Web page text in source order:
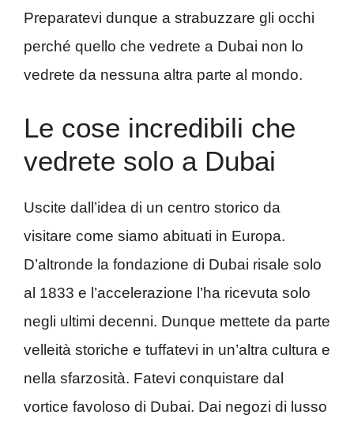
Preparatevi dunque a strabuzzare gli occhi
perché quello che vedrete a Dubai non lo
vedrete da nessuna altra parte al mondo.
Le cose incredibili che
vedrete solo a Dubai
Uscite dall’idea di un centro storico da
visitare come siamo abituati in Europa.
D’altronde la fondazione di Dubai risale solo
al 1833 e l’accelerazione l’ha ricevuta solo
negli ultimi decenni. Dunque mettete da parte
velleità storiche e tuffatevi in un’altra cultura e
nella sfarzosità. Fatevi conquistare dal
vortice favoloso di Dubai. Dai negozi di lusso